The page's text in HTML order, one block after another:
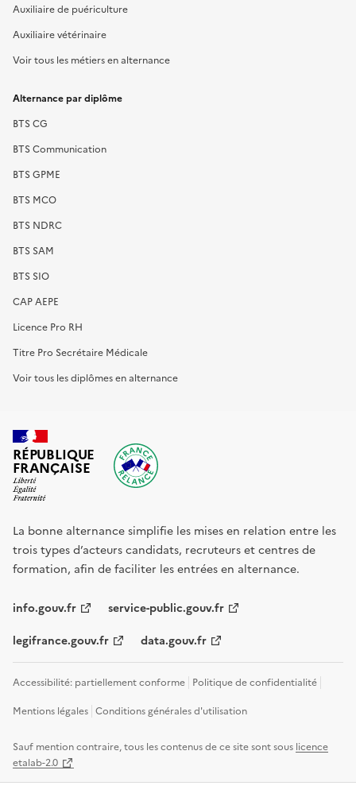
Auxiliaire de puériculture
Auxiliaire vétérinaire
Voir tous les métiers en alternance
Alternance par diplôme
BTS CG
BTS Communication
BTS GPME
BTS MCO
BTS NDRC
BTS SAM
BTS SIO
CAP AEPE
Licence Pro RH
Titre Pro Secrétaire Médicale
Voir tous les diplômes en alternance
RÉPUBLIQUE
FRANÇAISE
La bonne alternance simplifie les mises en relation entre les
trois types d’acteurs candidats, recruteurs et centres de
formation, afin de faciliter les entrées en alternance.
info.gouv.fr service-public.gouv.fr
legifrance.gouv.fr data.gouv.fr
Accessibilité: partiellement conforme Politique de confidentialité
Mentions légales Conditions générales d'utilisation
Sauf mention contraire, tous les contenus de ce site sont sous licence
etalab-2.0